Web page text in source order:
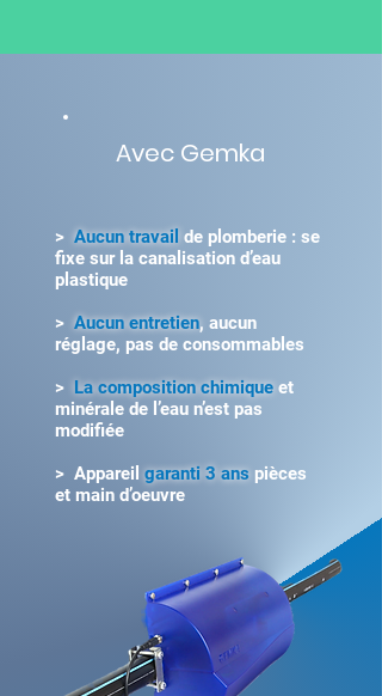
Avec Gemka
> Aucun travail de plomberie : se
fixe sur la canalisation d’eau
plastique
> Aucun entretien, aucun
réglage, pas de consommables
> La composition chimique et
minérale de l’eau n’est pas
modifiée
> Appareil garanti 3 ans pièces
et main d’oeuvre